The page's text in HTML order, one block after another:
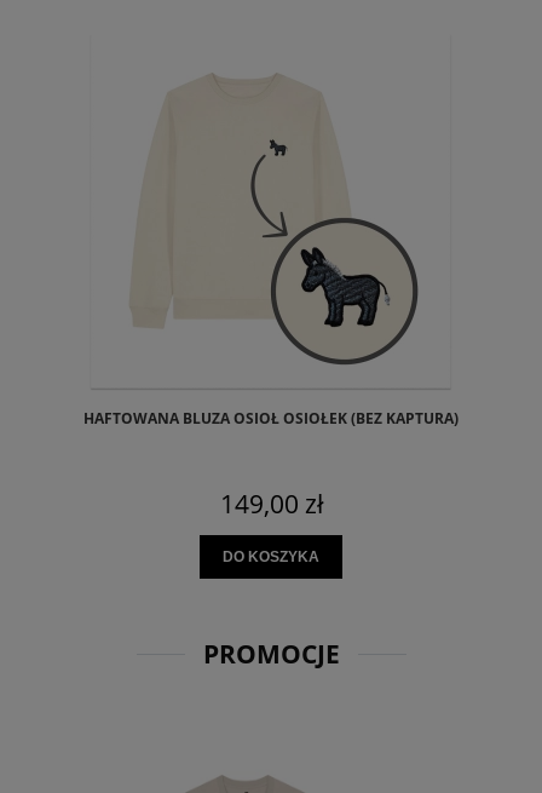
HAFTOWANA BLUZA OSIOŁ OSIOŁEK (BEZ KAPTURA)
149,00 zł
DO KOSZYKA
PROMOCJE